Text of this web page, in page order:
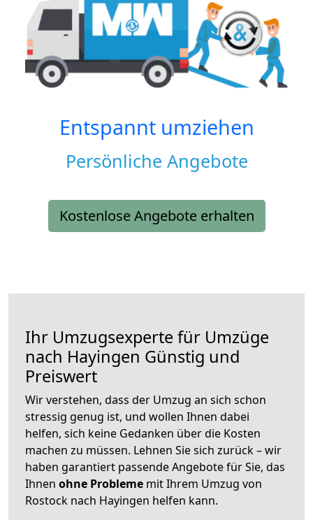
Entspannt umziehen
Persönliche Angebote
Kostenlose Angebote erhalten
Ihr Umzugsexperte für Umzüge
nach Hayingen Günstig und
Preiswert
Wir verstehen, dass der Umzug an sich schon
stressig genug ist, und wollen Ihnen dabei
helfen, sich keine Gedanken über die Kosten
machen zu müssen. Lehnen Sie sich zurück – wir
haben garantiert passende Angebote für Sie, das
Ihnen ohne Probleme mit Ihrem Umzug von
Rostock nach Hayingen helfen kann.